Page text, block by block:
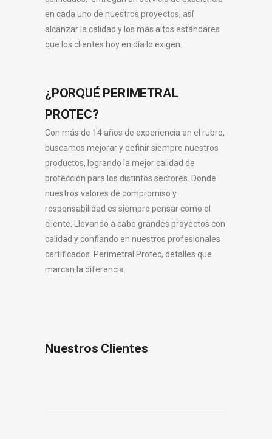
en cada uno de nuestros proyectos, así
alcanzar la calidad y los más altos estándares
que los clientes hoy en día lo exigen.
¿PORQUÉ PERIMETRAL
PROTEC?
Con más de 14 años de experiencia en el rubro,
buscamos mejorar y definir siempre nuestros
productos, logrando la mejor calidad de
protección para los distintos sectores. Donde
nuestros valores de compromiso y
responsabilidad es siempre pensar como el
cliente. Llevando a cabo grandes proyectos con
calidad y confiando en nuestros profesionales
certificados. Perimetral Protec, detalles que
marcan la diferencia.
Nuestros Clientes